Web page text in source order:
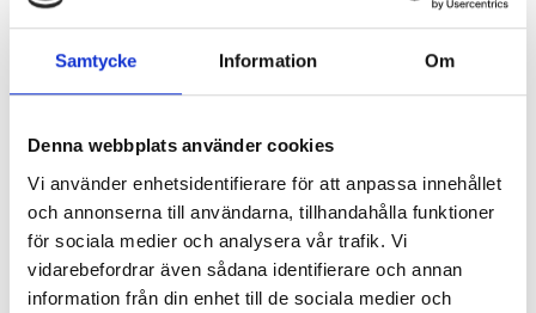
Samtycke Information Om
Denna webbplats använder cookies
Vi använder enhetsidentifierare för att anpassa innehållet
och annonserna till användarna, tillhandahålla funktioner
för sociala medier och analysera vår trafik. Vi
vidarebefordrar även sådana identifierare och annan
information från din enhet till de sociala medier och
Dragsjöberg. Hennes praktik tar sig uttryck i
sitt konstnärskap –präglat av identitet genom
plats – återkommer hon gärna till andra arter
och fenomen för att undersöka dess betydelse
för våra livsvillkor. Olsson är utbildad vid
Konsthögskolan i Bergen.